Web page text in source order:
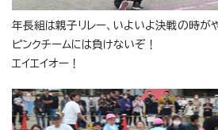
年長組は親子リレー、いよいよ決戦の時がや
ピンクチームには負けないぞ！
エイエイオー！